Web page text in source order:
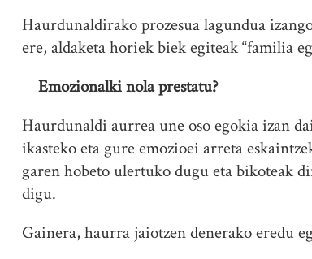
Haurdunaldirako prozesua lagundua
ere, aldaketa horiek biek egiteak “familia
Emozionalki nola prestatu?
Haurdunaldi aurrea une oso egokia izan
ikasteko eta gure emozioei arreta
garen hobeto ulertuko dugu eta bikoteak
digu.
Gainera, haurra jaiotzen denerako eredu